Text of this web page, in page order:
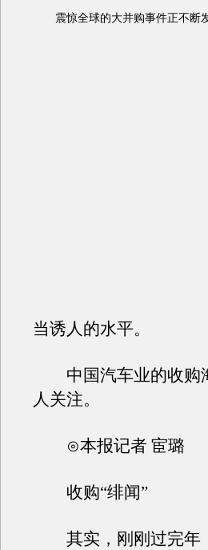
震惊全球的大并购事件正不断发
当诱人的水平。
中国汽车业的收购
人关注。
⊙本报记者 宦璐
收购“绯闻”
其实，刚刚过完年